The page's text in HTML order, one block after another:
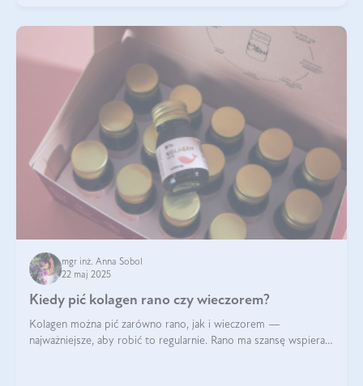
mgr inż. Anna Sobol
22 maj 2025
Kiedy pić kolagen rano czy wieczorem?
Kolagen można pić zarówno rano, jak i wieczorem —
najważniejsze, aby robić to regularnie. Rano ma szansę wspierać